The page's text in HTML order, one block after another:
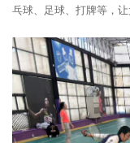
乓球、足球、打牌等，让